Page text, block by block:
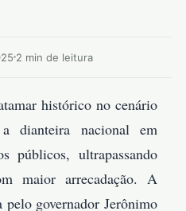
2 min de leitura
histórico no cenário
dianteira nacional em
públicos, ultrapassando
maior arrecadação. A
pelo governador Jerônimo